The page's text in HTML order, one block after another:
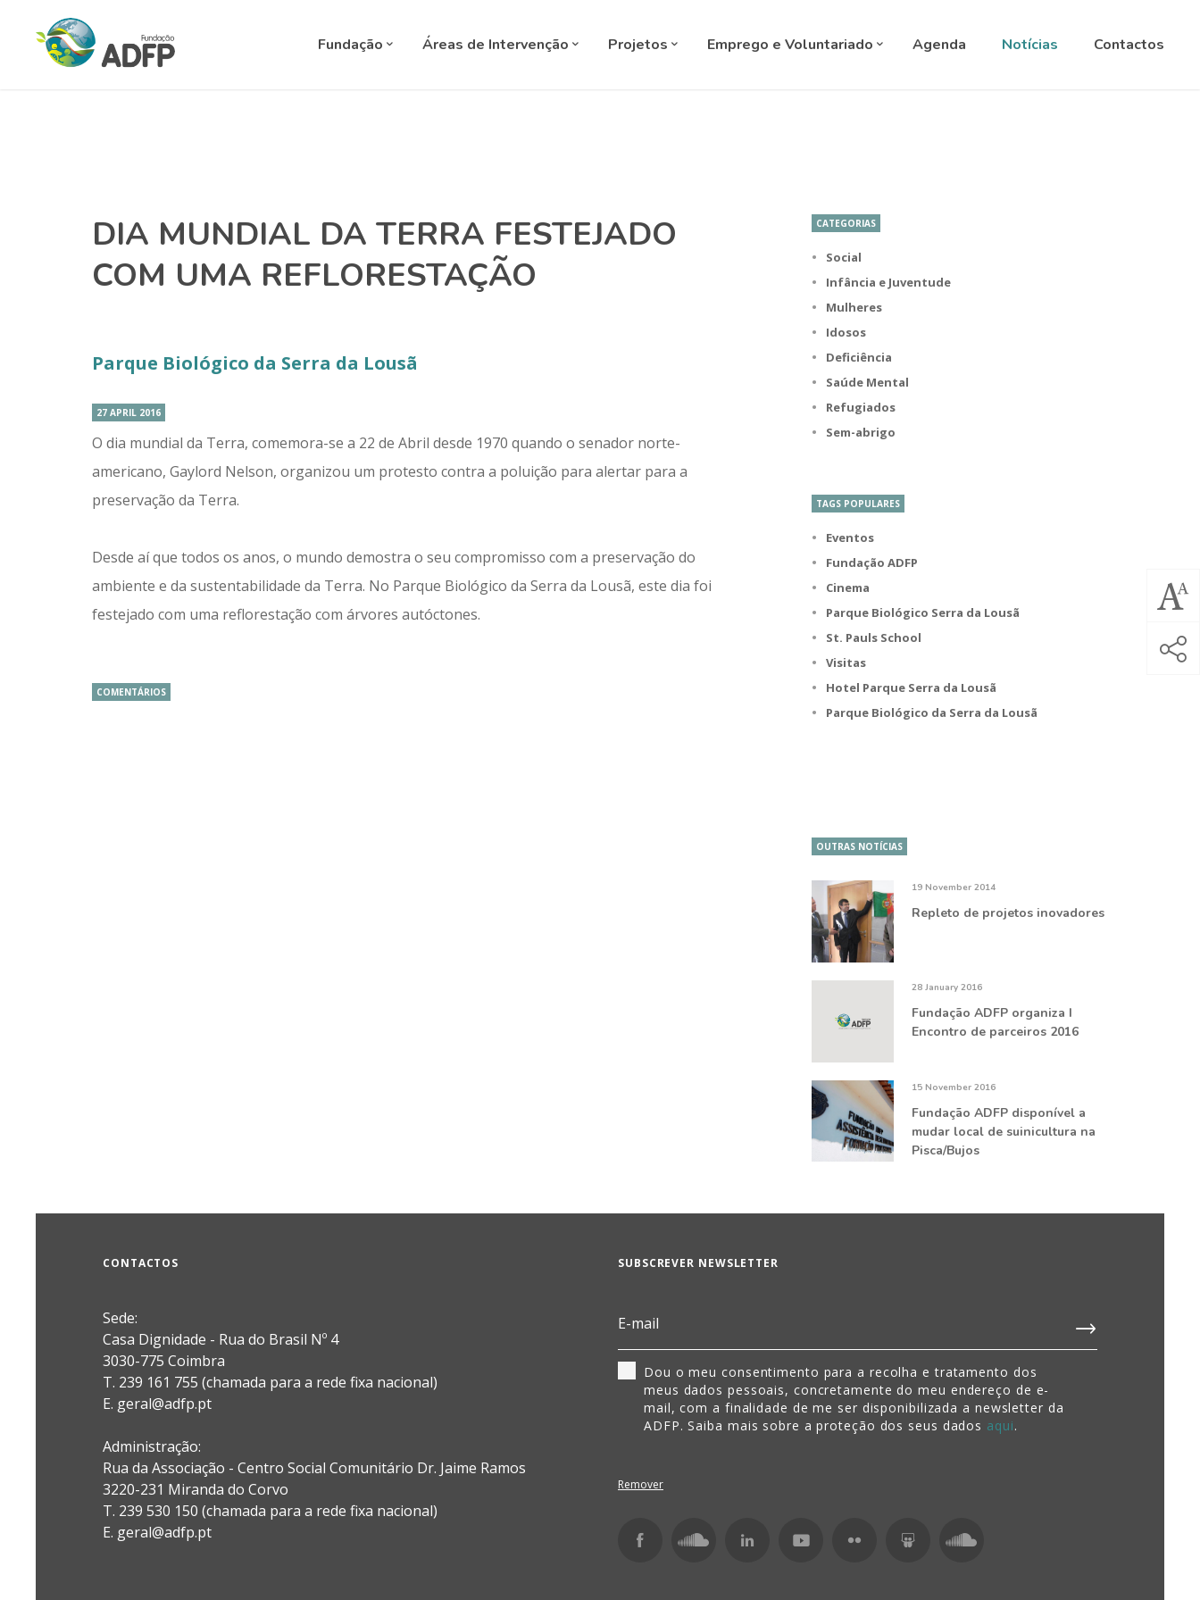
Fundação Áreas de Intervenção Projetos Emprego e Voluntariado Agenda Notícias Contactos
DIA MUNDIAL DA TERRA FESTEJADO
COM UMA REFLORESTAÇÃO
Parque Biológico da Serra da Lousã
27 APRIL 2016
O dia mundial da Terra, comemora-se a 22 de Abril desde 1970 quando o senador norte-
americano, Gaylord Nelson, organizou um protesto contra a poluição para alertar para a
preservação da Terra.
Desde aí que todos os anos, o mundo demostra o seu compromisso com a preservação do
ambiente e da sustentabilidade da Terra. No Parque Biológico da Serra da Lousã, este dia foi
festejado com uma reflorestação com árvores autóctones.
COMENTÁRIOS
CATEGORIAS
Social
Infância e Juventude
Mulheres
Idosos
Deficiência
Saúde Mental
Refugiados
Sem-abrigo
TAGS POPULARES
Eventos
Fundação ADFP
Cinema
Parque Biológico Serra da Lousã
St. Pauls School
Visitas
Hotel Parque Serra da Lousã
Parque Biológico da Serra da Lousã
OUTRAS NOTÍCIAS
19 November 2014
Repleto de projetos inovadores
28 January 2016
Fundação ADFP organiza I
Encontro de parceiros 2016
15 November 2016
Fundação ADFP disponível a
mudar local de suinicultura na
Pisca/Bujos
CONTACTOS
Sede:
Casa Dignidade - Rua do Brasil Nº 4
3030-775 Coimbra
T. 239 161 755 (chamada para a rede fixa nacional)
E. geral@adfp.pt
Administração:
Rua da Associação - Centro Social Comunitário Dr. Jaime Ramos
3220-231 Miranda do Corvo
T. 239 530 150 (chamada para a rede fixa nacional)
E. geral@adfp.pt
SUBSCREVER NEWSLETTER
Dou o meu consentimento para a recolha e tratamento dos
meus dados pessoais, concretamente do meu endereço de e-
mail, com a finalidade de me ser disponibilizada a newsletter da
ADFP. Saiba mais sobre a proteção dos seus dados aqui.
Remover